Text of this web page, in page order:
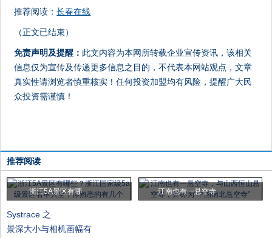
推荐阅读：长春在线
（正文已结束）
免责声明及提醒： 此文内容为本网所转载企业宣传资讯，该相关
信息仅为宣传及传递更多信息之目的，不代表本网站观点，文章
真实性请浏览者慎重核实！任何投资加盟均有风险，提醒广大民
众投资需谨慎！
推荐阅读
浙江5A景区有哪 江南也有一悬空寺
Systrace 之
景深大小与相机画幅有